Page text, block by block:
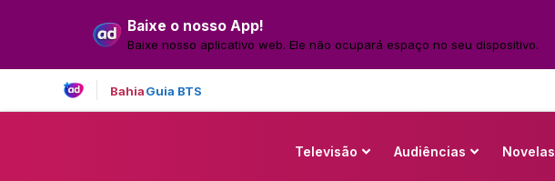
Baixe o nosso App!
Baixe nosso aplicativo web. Ele não ocupará espaço no seu dispositivo.
BahiaGuia BTS
Televisão Audiências Novelas